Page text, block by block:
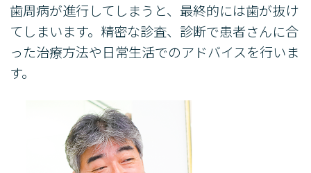
歯周病が進行してしまうと、最終的には歯が抜け
てしまいます。精密な診査、診断で患者さんに合
った治療方法や日常生活でのアドバイスを行いま
す。